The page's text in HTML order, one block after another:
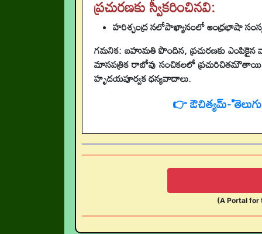
ప్రచురణకు స్వీకరించినవి:
హరిశ్చంద్ర నలోపాఖ్యానంలో ఆంధ్రభాషా
గమనిక: బహుమతి పొందిన, ప్రచురణకు ఎంపికైన
మాసపత్రిక రాబోవు సంచికలలో
హృదయపూర్వక ధన్యవాదాలు.
👉 ఔచిత్యమ్-
(A Portal for